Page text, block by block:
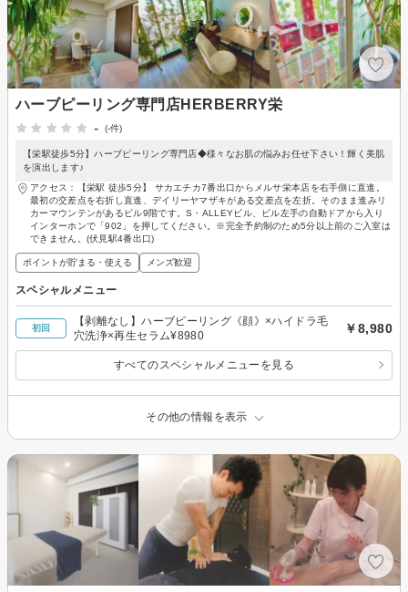
ハーブピーリング専門店HERBERRY栄
-
(-件)
【栄駅徒歩5分】ハーブピーリング専門店◆様々なお肌の悩みお任せ下さい！輝く美肌
を演出します♪
アクセス：【栄駅 徒歩5分】 サカエチカ7番出口からメルサ栄本店を右手側に直進。
最初の交差点を右折し直進、デイリーヤマザキがある交差点を左折。そのまま進みリ
カーマウンテンがあるビル9階です。S・ALLEYビル、ビル左手の自動ドアから入り
インターホンで「902」を押してください。※完全予約制のため5分以上前のご入室は
できません。(伏見駅4番出口)
ポイントが貯まる・使える メンズ歓迎
スペシャルメニュー
初回
【剥離なし】ハーブピーリング《顔》×ハイドラ毛
穴洗浄×再生セラム¥8980
￥8,980
すべてのスペシャルメニューを見る
その他の情報を表示